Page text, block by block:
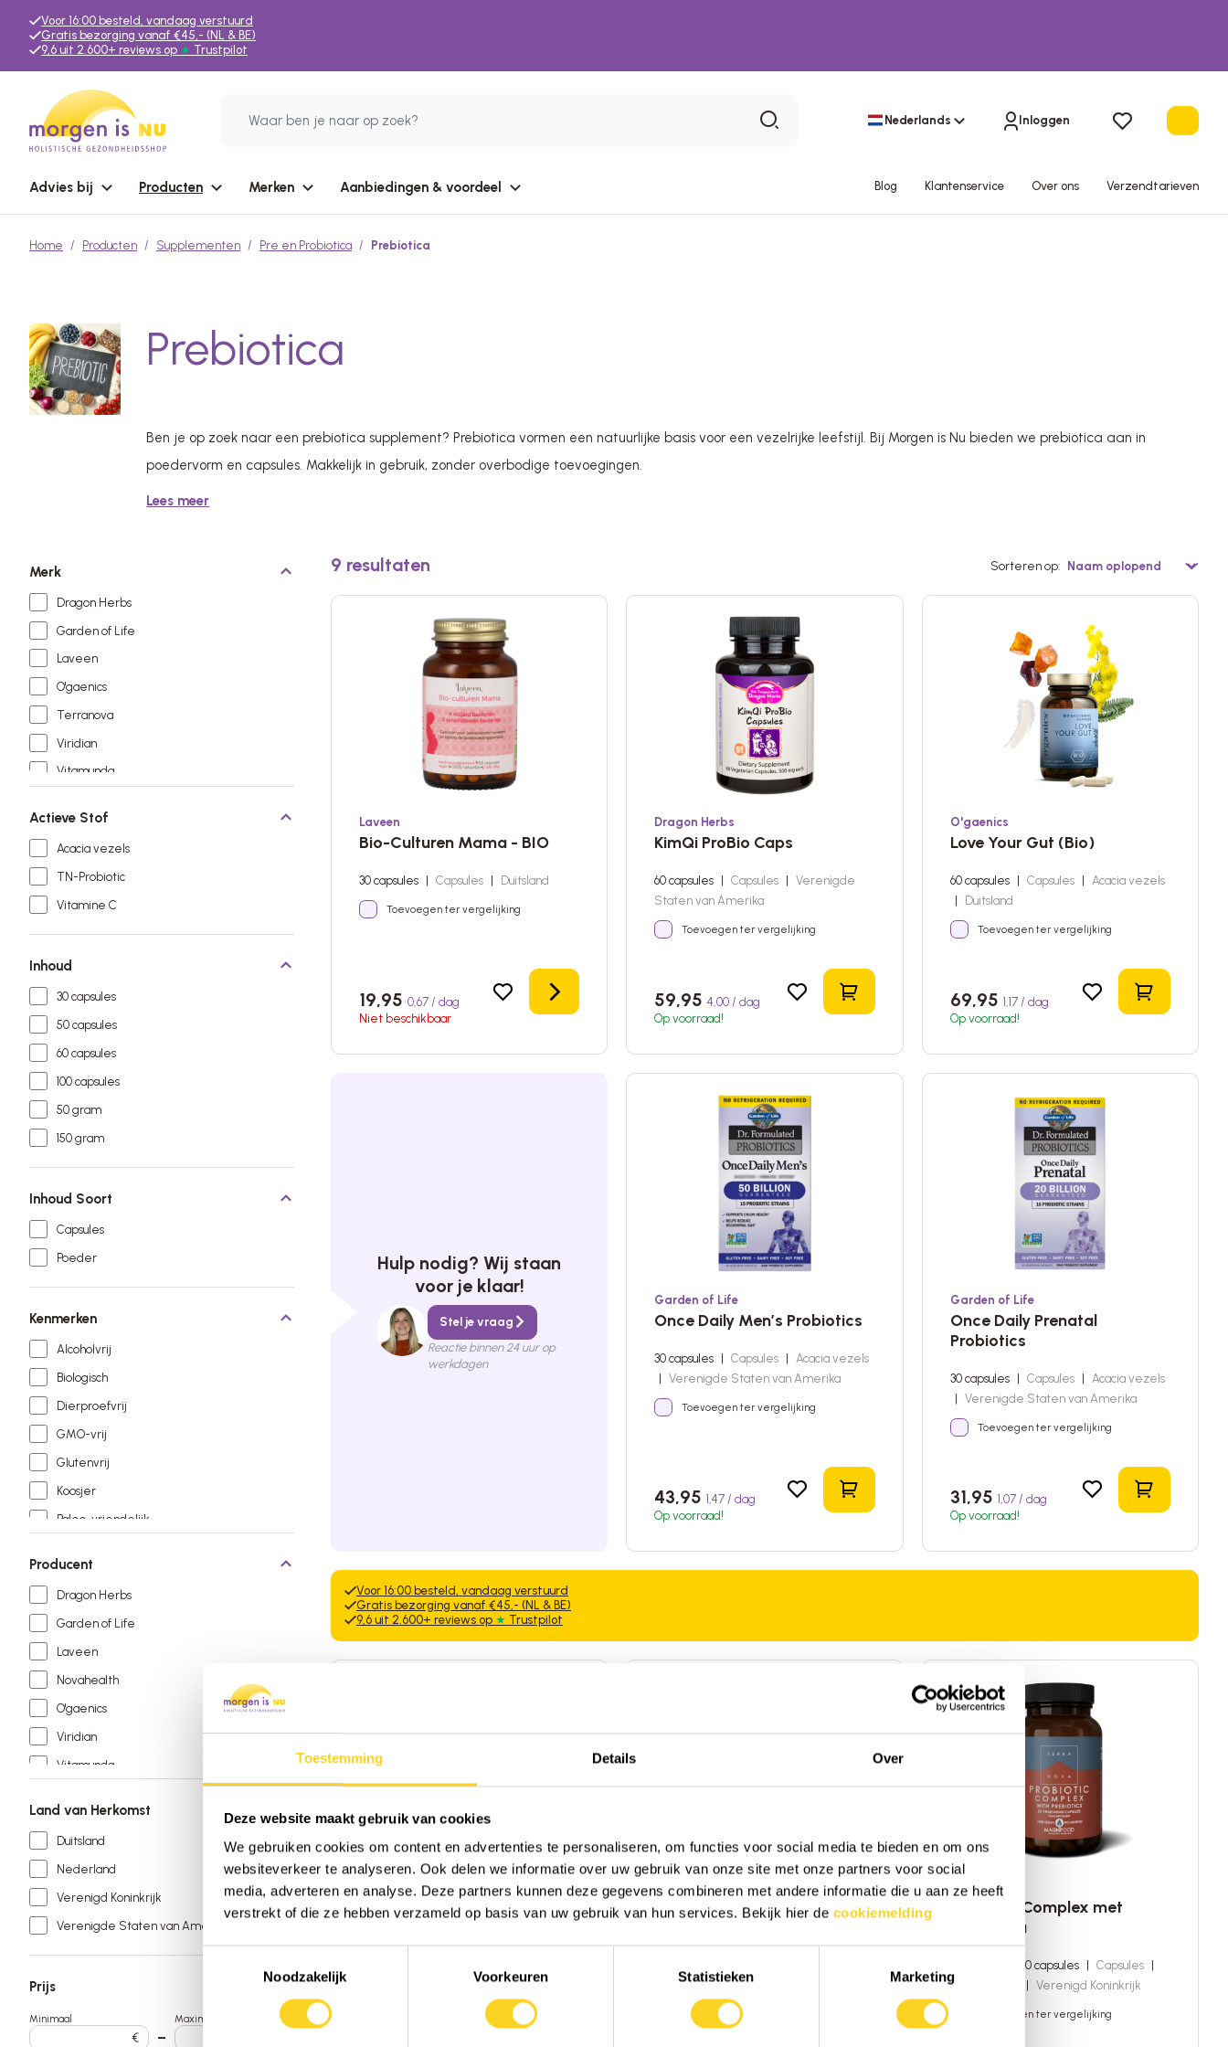
Toestemming Details Over
Deze website maakt gebruik van cookies
We gebruiken cookies om content en advertenties te personaliseren, om functies voor social media te bieden en om ons
websiteverkeer te analyseren. Ook delen we informatie over uw gebruik van onze site met onze partners voor social
media, adverteren en analyse. Deze partners kunnen deze gegevens combineren met andere informatie die u aan ze heeft
verstrekt of die ze hebben verzameld op basis van uw gebruik van hun services. Bekijk hier de cookiemelding
Toestemmingsselectie
Noodzakelijk
Voorkeuren Statistieken Marketing
Voor 16:00 besteld, vandaag verstuurd
Gratis bezorging vanaf €45,- (NL & BE)
9,6 uit 2.600+ reviews op ★ Trustpilot
Nederlands Inloggen
Advies bij Producten Merken Aanbiedingen & voordeel Blog Klantenservice Over ons Verzendtarieven
Home Producten Supplementen Pre en Probiotica Prebiotica
Prebiotica
Ben je op zoek naar een prebiotica supplement? Prebiotica vormen een natuurlijke basis voor een vezelrijke leefstijl. Bij Morgen is Nu bieden we prebiotica aan in
poedervorm en capsules. Makkelijk in gebruik, zonder overbodige toevoegingen.
Lees meer
Merk
Dragon Herbs
Garden of Life
Laveen
O'gaenics
Terranova
Viridian
Vitamunda
Actieve Stof
Acacia vezels
TN-Probiotic
Vitamine C
Inhoud
30 capsules
50 capsules
60 capsules
100 capsules
50 gram
150 gram
Inhoud Soort
Capsules
Poeder
Kenmerken
Alcoholvrij
Biologisch
Dierproefvrij
GMO-vrij
Glutenvrij
Koosjer
Paleo-vriendelijk
Vegan
Producent
Dragon Herbs
Garden of Life
Laveen
Novahealth
O'gaenics
Viridian
Vitamunda
Land van Herkomst
Duitsland
Nederland
Verenigd Koninkrijk
Verenigde Staten van Amerika
Prijs
Minimaal
€ –
Maximaal
9 resultaten Sorteren op
Laveen
Bio-Culturen Mama - BIO
30 capsules Capsules Duitsland
Toevoegen ter vergelijking
19,95 0,67 / dag
Niet beschikbaar
Details
Dragon Herbs
KimQi ProBio Caps
60 capsules Capsules
Verenigde
Staten van Amerika
Toevoegen ter vergelijking
59,954,00 / dag
Op voorraad!
In het winkelmandje
O'gaenics
Love Your Gut (Bio)
60 capsules Capsules
Acacia vezels
Duitsland
Toevoegen ter vergelijking
69,95 1,17 / dag
Op voorraad!
In het
Hulp nodig? Wij staan
voor je klaar!
Stel je vraag
Reactie binnen 24 uur op
werkdagen
Garden of Life
Once Daily Men’s Probiotics
30 capsules | Capsules |
Acacia vezels
|
Verenigde Staten van Amerika
Toevoegen ter vergelijking
43,951,47 / dag
Op voorraad!
In het winkelmandje
Garden of Life
Once Daily Prenatal
Probiotics
30 capsules | Capsules |
Acacia vezels
| Verenigde Staten van Amerika
Toevoegen ter vergelijking
31,95 1,07 / dag
Op voorraad!
In het
Voor 16:00 besteld, vandaag verstuurd
Gratis bezorging vanaf €45,- (NL & BE)
9,6 uit 2.600+ reviews op ★ Trustpilot
Garden of Life
Once Daily Women’s
Verenigde Staten van Amerika
Toevoegen ter vergelijking
Vitamunda
Prebiotica
150 gram | Poeder | Nederland
Toevoegen ter vergelijking
Terranova
Probiotic Complex met
Prebiotica
100 capsules, 50 capsules Capsules
TN-Probiotic
Verenigd Koninkrijk
Toevoegen ter vergelijking